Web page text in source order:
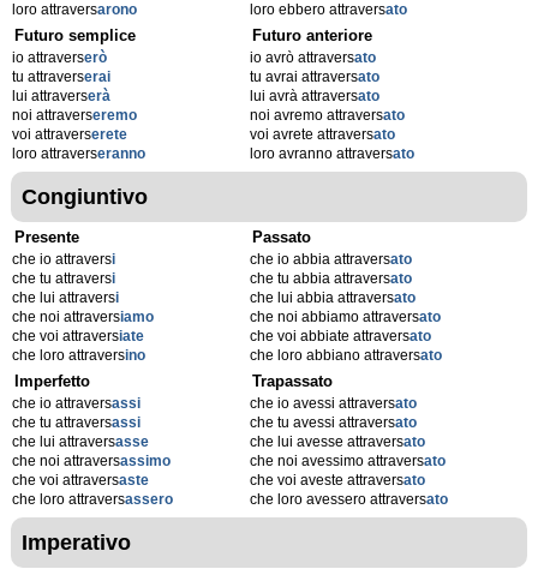
loro attraversarono
loro ebbero attraversato
Futuro semplice
io attraverserò
tu attraverserai
lui attraverserà
noi attraverseremo
voi attraverserete
loro attraverseranno
Futuro anteriore
io avrò attraversato
tu avrai attraversato
lui avrà attraversato
noi avremo attraversato
voi avrete attraversato
loro avranno attraversato
Congiuntivo
Presente
che io attraversi
che tu attraversi
che lui attraversi
che noi attraversiamo
che voi attraversiate
che loro attraversino
Passato
che io abbia attraversato
che tu abbia attraversato
che lui abbia attraversato
che noi abbiamo attraversato
che voi abbiate attraversato
che loro abbiano attraversato
Imperfetto
che io attraversassi
che tu attraversassi
che lui attraversasse
che noi attraversassimo
che voi attraversaste
che loro attraversassero
Trapassato
che io avessi attraversato
che tu avessi attraversato
che lui avesse attraversato
che noi avessimo attraversato
che voi aveste attraversato
che loro avessero attraversato
Imperativo